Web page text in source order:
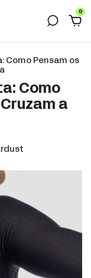
0
Como Pensam os
Como
a